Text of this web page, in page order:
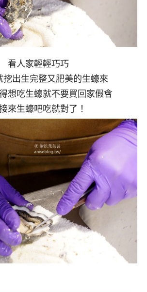
看人家輕輕巧巧
挖出生完整又肥美的生蠔來
想吃生蠔就不要買回家假會
來生蠔吧吃就對了！